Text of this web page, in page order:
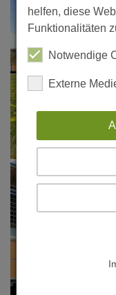
helfen, diese
Funktionalitäten
Notwendige
Externe